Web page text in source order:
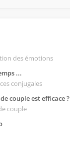
des émotions
...
conjugales
couple est efficace ?
couple